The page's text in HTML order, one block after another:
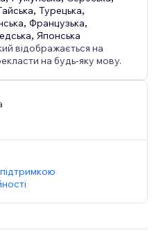
,Турецька,
,Французька,
,Японська
відображається на
на будь-яку мову.